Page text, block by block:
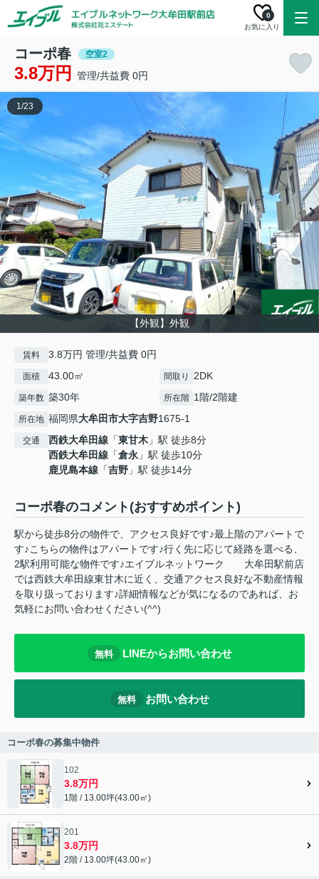
お気に入り
0
コーポ春 空室2
3.8万円 管理/共益費 0円
【外観】外観
1/23
賃料 3.8万円 管理/共益費 0円
面積 43.00㎡ 間取り 2DK
築年数 築30年 所在階 1階/2階建
所在地 福岡県大牟田市大字吉野1675-1
交通 西鉄大牟田線 「東甘木 」駅 徒歩8分
西鉄大牟田線 「倉永 」駅 徒歩10分
鹿児島本線 「吉野 」駅 徒歩14分
コーポ春のコメント(おすすめポイント)
駅から徒歩8分の物件で、アクセス良好です♪最上階のアパートで
す♪こちらの物件はアパートです♪行く先に応じて経路を選べる、
2駅利用可能な物件です♪エイブルネットワーク 大牟田駅前店
では西鉄大牟田線東甘木に近く、交通アクセス良好な不動産情報
を取り扱っております♪詳細情報などが気になるのであれば、お
気軽にお問い合わせください(^^)
無料 LINEからお問い合わせ
無料 お問い合わせ
コーポ春の募集中物件
102
3.8万円
1階 / 13.00坪(43.00㎡)
201
3.8万円
2階 / 13.00坪(43.00㎡)